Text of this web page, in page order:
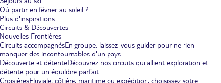
Où partir en février au soleil ?
Plus d'inspirations
Circuits & Découvertes
Nouvelles Frontières
Circuits accompagnésEn groupe, laissez-vous guider pour ne rien
manquer des incontournables d'un pays.
Découverte et détenteDécouvrez nos circuits qui allient exploration et
détente pour un équilibre parfait.
CroisièresFluviale, côtière, maritime ou expédition, choisissez votre